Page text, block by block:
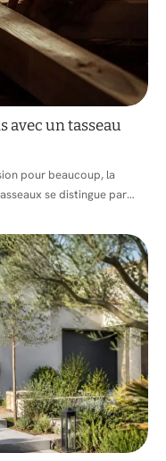
avec un tasseau
pour beaucoup, la
se distingue par…